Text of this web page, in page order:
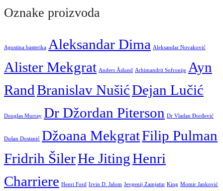
Oznake proizvoda
Agustina basterika Aleksandar Dima Aleksandar Novaković
Alister Mekgrat Anders Åslund Arhimandrit Sofronije Ayn
RandBranislav NušićDejan Lučić
Douglas Murray Dr Džordan Piterson Dr Vladan Đorđević
Dušan Dostanić Džoana MekgratFilip Pulman
Fridrih ŠilerHe JitingHenri
Charriere Henri Ford Irvin D. Jalom Jevgenij Zamjatin King Momir Janković